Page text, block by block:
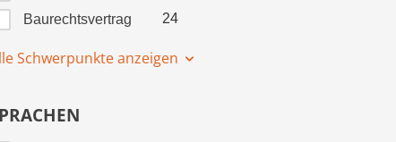
Baurechtsvertrag
24
Schwerpunkte anzeigen